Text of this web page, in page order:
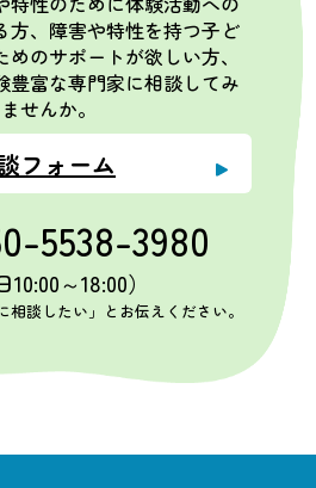
方、障害や特性を持つ子ど
のサポートが欲しい方、
豊富な専門家に相談してみ
ませんか。
フォーム
5538-3980
10:00～18:00）
相談したい」とお伝えください。